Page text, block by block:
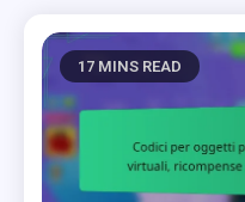
17 MINS READ